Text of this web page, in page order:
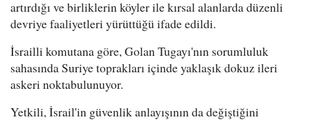
artırdığı ve birliklerin köyler ile kırsal alanlarda düzenli
devriye faaliyetleri yürüttüğü ifade edildi.
İsrailli komutana göre, Golan Tugayı'nın sorumluluk
sahasında Suriye toprakları içinde yaklaşık dokuz ileri
askeri noktabulunuyor.
Yetkili, İsrail'in güvenlik anlayışının da değiştiğini